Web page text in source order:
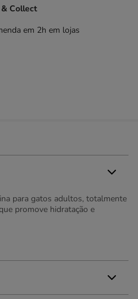
Collect
em 2h em lojas
para gatos adultos, totalmente
promove hidratação e